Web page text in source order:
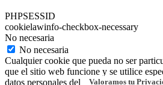
Valoramos tu
PHPSESSID
cookielawinfo-checkbox-necessary
No necesaria
No necesaria
Cualquier cookie que pueda no ser
que el sitio web funcione y se utilice
datos personales del usuario a través de